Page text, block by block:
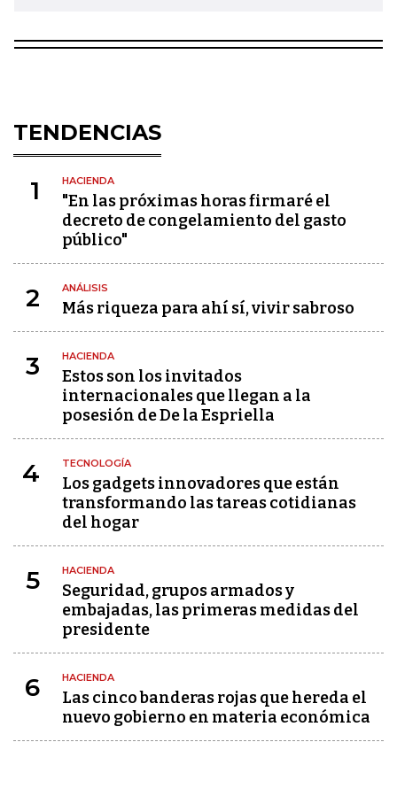
TENDENCIAS
1 HACIENDA
"En las próximas horas firmaré el
decreto de congelamiento del gasto
público"
2 ANÁLISIS
Más riqueza para ahí sí, vivir sabroso
3 HACIENDA
Estos son los invitados
internacionales que llegan a la
posesión de De la Espriella
4 TECNOLOGÍA
Los gadgets innovadores que están
transformando las tareas cotidianas
del hogar
5 HACIENDA
Seguridad, grupos armados y
embajadas, las primeras medidas del
presidente
6 HACIENDA
Las cinco banderas rojas que hereda el
nuevo gobierno en materia económica